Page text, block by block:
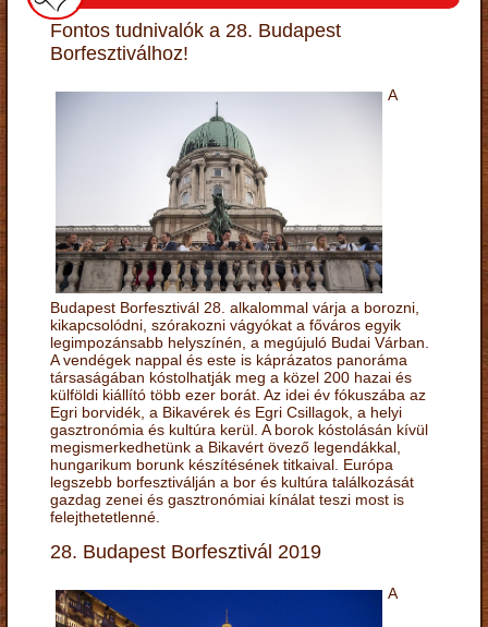
Fontos tudnivalók a 28. Budapest
Borfesztiválhoz!
A
Budapest Borfesztivál 28. alkalommal várja a borozni,
kikapcsolódni, szórakozni vágyókat a főváros egyik
legimpozánsabb helyszínén, a megújuló Budai Várban.
A vendégek nappal és este is káprázatos panoráma
társaságában kóstolhatják meg a közel 200 hazai és
külföldi kiállító több ezer borát. Az idei év fókuszába az
Egri borvidék, a Bikavérek és Egri Csillagok, a helyi
gasztronómia és kultúra kerül. A borok kóstolásán kívül
megismerkedhetünk a Bikavért övező legendákkal,
hungarikum borunk készítésének titkaival. Európa
legszebb borfesztiválján a bor és kultúra találkozását
gazdag zenei és gasztronómiai kínálat teszi most is
felejthetetlenné.
28. Budapest Borfesztivál 2019
A